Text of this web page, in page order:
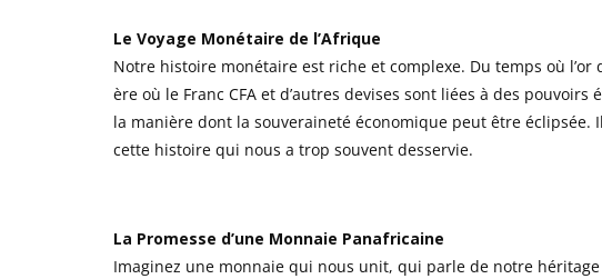
Le Voyage Monétaire de l’Afrique
Notre histoire monétaire est riche et complexe. Du temps où
ère où le Franc CFA et d’autres devises sont liées à des
la manière dont la souveraineté économique peut être éclipsée.
cette histoire qui nous a trop souvent desservie.
La Promesse d’une Monnaie Panafricaine
Imaginez une monnaie qui nous unit, qui parle de notre